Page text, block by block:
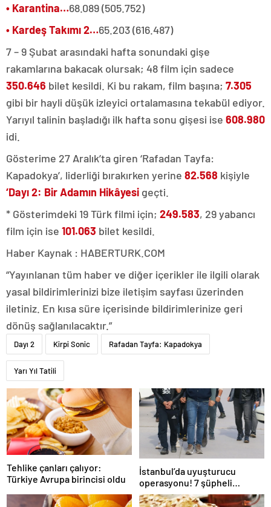
• Karantina…68.089 (505.752)
• Kardeş Takımı 2…65.203 (616.487)
7 – 9 Şubat arasındaki hafta sonundaki gişe
rakamlarına bakacak olursak; 48 film için sadece
350.646 bilet kesildi. Ki bu rakam, film başına; 7.305
gibi bir hayli düşük izleyici ortalamasına tekabül ediyor.
Yarıyıl talinin başladığı ilk hafta sonu gişesi ise 608.980
idi.
Gösterime 27 Aralık’ta giren ‘Rafadan Tayfa:
Kapadokya’, liderliği bırakırken yerine 82.568 kişiyle
‘Dayı 2: Bir Adamın Hikâyesi geçti.
* Gösterimdeki 19 Türk filmi için; 249.583, 29 yabancı
film için ise 101.063 bilet kesildi.
Haber Kaynak : HABERTURK.COM
“Yayınlanan tüm haber ve diğer içerikler ile ilgili olarak
yasal bildirimlerinizi bize iletişim sayfası üzerinden
iletiniz. En kısa süre içerisinde bildirimlerinize geri
dönüş sağlanılacaktır.”
Dayı 2 Kirpi Sonic Rafadan Tayfa: Kapadokya
Yarı Yıl Tatili
Tehlike çanları çalıyor:
Türkiye Avrupa birincisi oldu
İstanbul’da uyuşturucu
operasyonu! 7 şüpheli
tutuklandı